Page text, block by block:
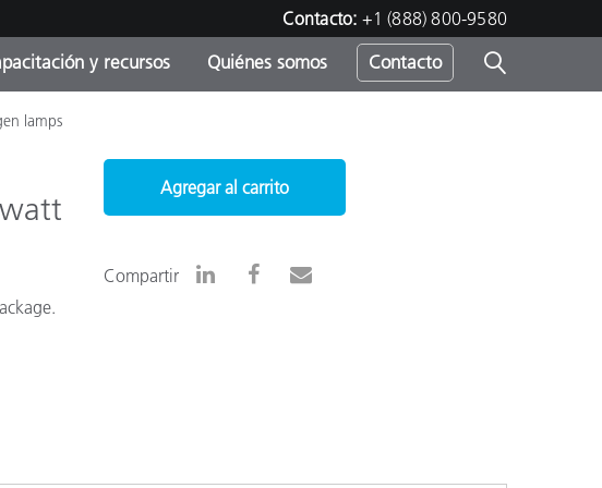
Contacto: +1 (888) 800-9580
de
Encuentra su
Printer
nuestro equipo
y recursos Quiénes somos Contacto
lamps
Agregar al carrito
Compartir